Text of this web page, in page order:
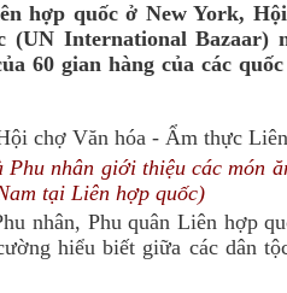
hợp quốc ở New York,
(UN International Bazaar)
60 gian hàng của các
nhân giới thiệu các món
tại Liên hợp quốc)
nhân, Phu quân Liên hợp
hiểu biết giữa các dân